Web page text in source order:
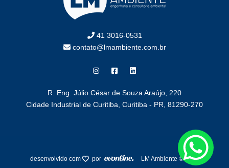
41 3016-0531
contato@lmambiente.com.br
R. Eng. Júlio César de Souza Araújo, 220
Cidade Industrial de Curitiba, Curitiba - PR, 81290-270
desenvolvido com por LM Ambiente © 2025